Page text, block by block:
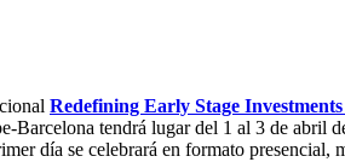
Redefining Early Stage
Barcelona tendrá lugar del 1 al 3 de abril
día se celebrará en formato presencial,